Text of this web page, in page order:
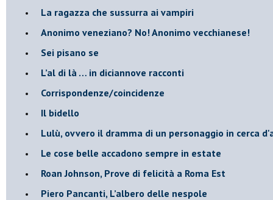
​La ragazza che sussurra ai vampiri
​Anonimo veneziano? No! Anonimo vecchianese!
​Sei pisano se
​L’al di là … in diciannove racconti
Corrispondenze/coincidenze
Il bidello
Lulù, ovvero il dramma di un personaggio in cerca
Le cose belle accadono sempre in estate
Roan Johnson, Prove di felicità a Roma Est
Piero Pancanti, L’albero delle nespole